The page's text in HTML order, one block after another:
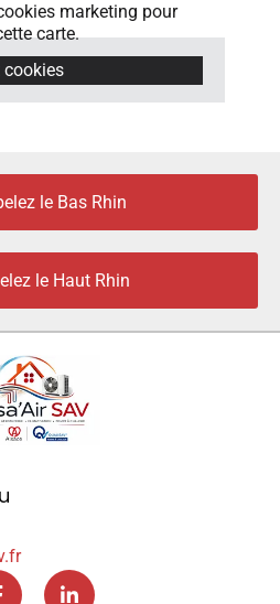
marketing pour
carte.
cookies
le Bas Rhin
le Haut Rhin